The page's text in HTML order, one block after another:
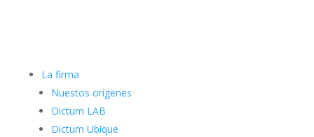
La firma
Nuestos orígenes
Dictum LAB
Dictum Ubīque